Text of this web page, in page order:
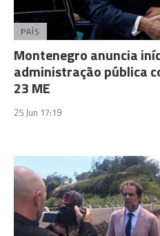
PAÍS
Montenegro anuncia
administração pública
23 ME
25 Jun 17:19